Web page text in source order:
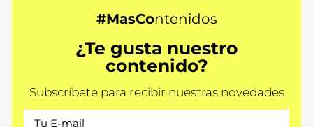
#MasContenidos
¿Te gusta nuestro
contenido?
Subscríbete para recibir nuestras novedades